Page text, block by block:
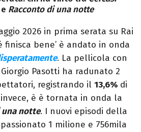
e Racconto di una notte
2026 in prima serata su Rai
finisca bene’ è andato in onda
. La pellicola con
Pasotti ha radunato 2
registrando il 13,6% di
invece, è è tornata in onda la
una notte. I nuovi episodi della
1 milione e 756mila